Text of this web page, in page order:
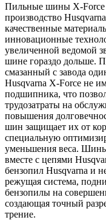
Пильные шины X-Force
производство
качественные
инновационные
увеличенной ведомой
шине гораздо дольше.
смазанный с завода
Husqvarna X-Force не
подшипника, что
трудозатраты на
повышения
шин защищает их от
специальную
уменьшения веса.
вместе с цепями
бензопил Husqvarna и
режущая система,
бензопилы на
создающая точный
трение.